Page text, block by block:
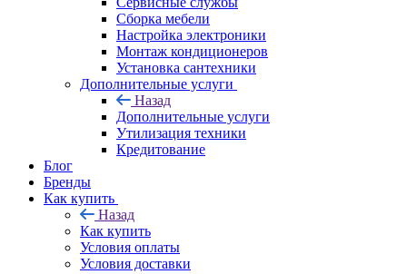
Сборка мебели
Настройка электроники
Монтаж кондиционеров
Установка сантехники
Дополнительные услуги
Назад
Дополнительные услуги
Утилизация техники
Кредитование
Блог
Бренды
Как купить
Назад
Как купить
Условия оплаты
Условия доставки